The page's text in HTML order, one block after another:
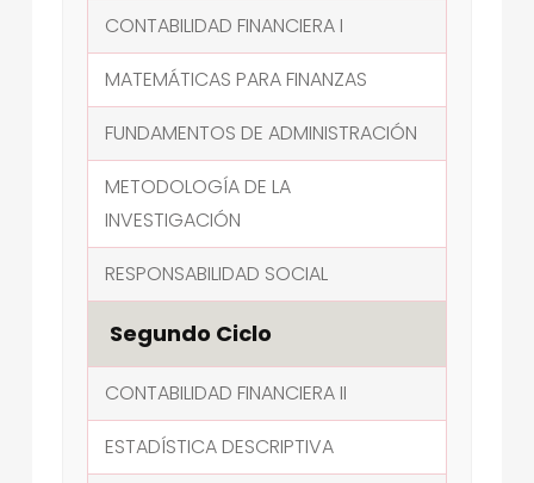
CONTABILIDAD FINANCIERA I
MATEMÁTICAS PARA FINANZAS
FUNDAMENTOS DE ADMINISTRACIÓN
METODOLOGÍA DE LA
INVESTIGACIÓN
RESPONSABILIDAD SOCIAL
Segundo Ciclo
CONTABILIDAD FINANCIERA II
ESTADÍSTICA DESCRIPTIVA